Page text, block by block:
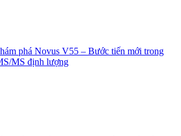
phá Novus V55 – Bước tiến mới trong
MS định lượng